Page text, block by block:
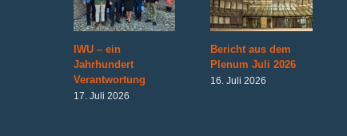
IWU – ein
Jahrhundert
Verantwortung
17. Juli 2026
Bericht aus dem
Plenum Juli 2026
16. Juli 2026